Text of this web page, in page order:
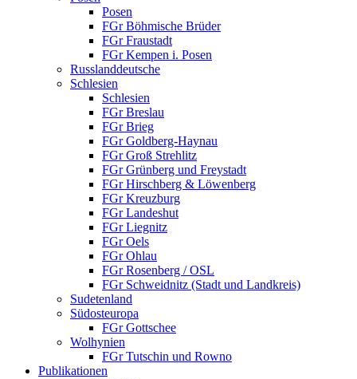
Posen
FGr Böhmische Brüder
FGr Fraustadt
FGr Kempen i. Posen
Russlanddeutsche
Schlesien
Schlesien
FGr Breslau
FGr Brieg
FGr Goldberg-Haynau
FGr Groß Strehlitz
FGr Grünberg und Freystadt
FGr Hirschberg & Löwenberg
FGr Kreuzburg
FGr Landeshut
FGr Liegnitz
FGr Oels
FGr Ohlau
FGr Rosenberg / OSL
FGr Schweidnitz (Stadt und Landkreis)
Sudetenland
Südosteuropa
FGr Gottschee
Wolhynien
FGr Tutschin und Rowno
Publikationen